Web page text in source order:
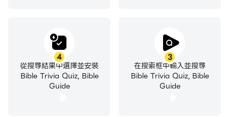
3
在搜索框中輸入並搜尋
Bible Trivia Quiz, Bible
Guide
4
從搜尋結果中選擇並安裝
Bible Trivia Quiz, Bible
Guide